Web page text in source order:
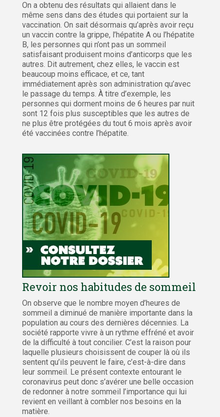
On a obtenu des résultats qui allaient dans le
même sens dans des études qui portaient sur la
vaccination. On sait désormais qu’après avoir reçu
un vaccin contre la grippe, l’hépatite A ou l’hépatite
B, les personnes qui n’ont pas un sommeil
satisfaisant produisent moins d’anticorps que les
autres. Dit autrement, chez elles, le vaccin est
beaucoup moins efficace, et ce, tant
immédiatement après son administration qu’avec
le passage du temps. À titre d’exemple, les
personnes qui dorment moins de 6 heures par nuit
sont 12 fois plus susceptibles que les autres de
ne plus être protégées du tout 6 mois après avoir
été vaccinées contre l’hépatite.
Revoir nos habitudes de sommeil
On observe que le nombre moyen d’heures de
sommeil a diminué de manière importante dans la
population au cours des dernières décennies. La
société rapporte vivre à un rythme effréné et avoir
de la difficulté à tout concilier. C’est la raison pour
laquelle plusieurs choisissent de couper là où ils
sentent qu’ils peuvent le faire, c’est-à-dire dans
leur sommeil. Le présent contexte entourant le
coronavirus peut donc s’avérer une belle occasion
de redonner à notre sommeil l’importance qui lui
revient en veillant à combler nos besoins en la
matière.